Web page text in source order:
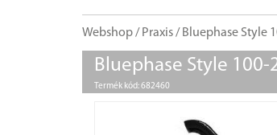
Webshop/ Praxis/ Bluephase Style
Bluephase Style 100-
Termék kód: 682460